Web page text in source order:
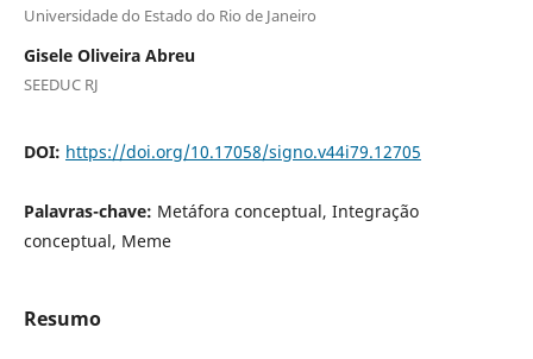
Universidade do Estado do Rio de Janeiro
Gisele Oliveira Abreu
SEEDUC RJ
DOI: https://doi.org/10.17058/signo.v44i79.12705
Palavras-chave: Metáfora conceptual, Integração
conceptual, Meme
Resumo